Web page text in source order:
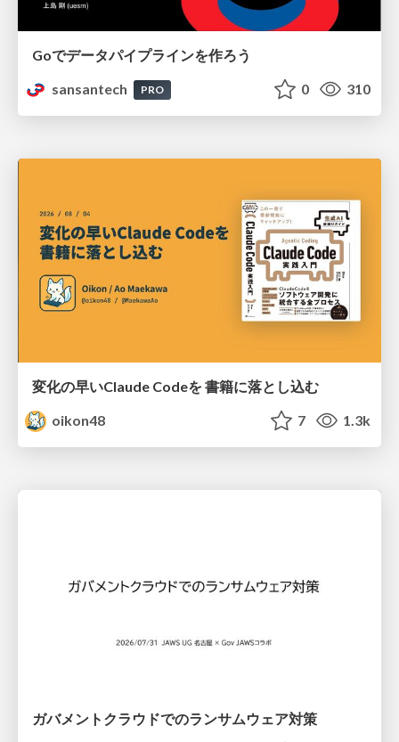
Goでデータパイプラインを作ろう
sansantech
PRO 0 310
変化の早いClaude Codeを 書籍に落とし込む
oikon48
7 1.3k
ガバメントクラウドでのランサムウェア対策